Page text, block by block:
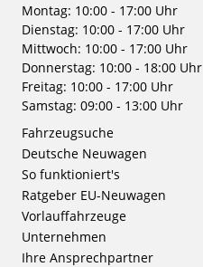
Montag: 10:00 - 17:00 Uhr
Dienstag: 10:00 - 17:00 Uhr
Mittwoch: 10:00 - 17:00 Uhr
Donnerstag: 10:00 - 18:00 Uhr
Freitag: 10:00 - 17:00 Uhr
Samstag: 09:00 - 13:00 Uhr
Fahrzeugsuche
Deutsche Neuwagen
So funktioniert's
Ratgeber EU-Neuwagen
Vorlauffahrzeuge
Unternehmen
Ihre Ansprechpartner